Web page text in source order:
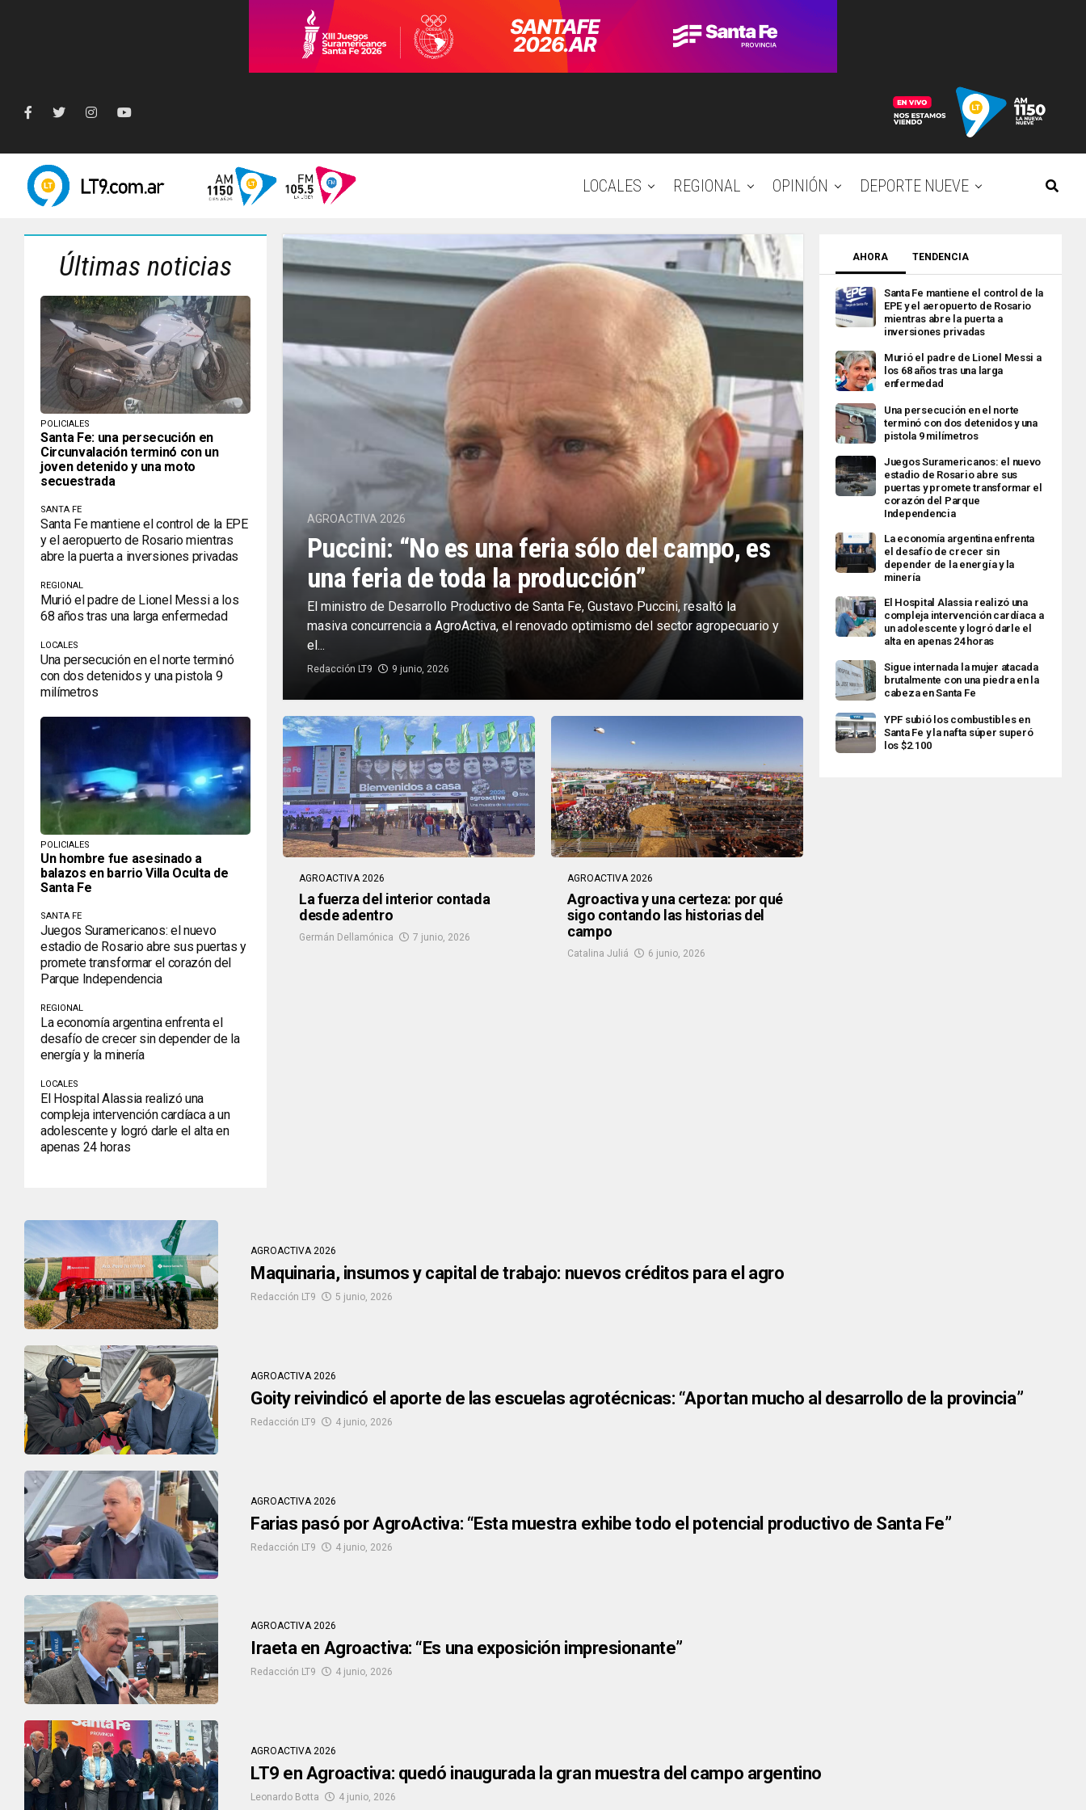
LOCALES REGIONAL OPINIÓN DEPORTE NUEVE
AGROACTIVA 2026
Puccini: “No es una feria sólo del campo, es
una feria de toda la producción”
El ministro de Desarrollo Productivo de Santa Fe, Gustavo Puccini, resaltó la
masiva concurrencia a AgroActiva, el renovado optimismo del sector agropecuario y
el...
Redacción LT9 9 junio, 2026
AGROACTIVA 2026
La fuerza del interior contada
desde adentro
Germán Dellamónica 7 junio, 2026
AGROACTIVA 2026
Agroactiva y una certeza: por qué
sigo contando las historias del
campo
Catalina Juliá 6 junio, 2026
Últimas noticias
POLICIALES
Santa Fe: una persecución en
Circunvalación terminó con un
joven detenido y una moto
secuestrada
SANTA FE
Santa Fe mantiene el control de la EPE
y el aeropuerto de Rosario mientras
abre la puerta a inversiones privadas
REGIONAL
Murió el padre de Lionel Messi a los
68 años tras una larga enfermedad
LOCALES
Una persecución en el norte terminó
con dos detenidos y una pistola 9
milímetros
POLICIALES
Un hombre fue asesinado a
balazos en barrio Villa Oculta de
Santa Fe
SANTA FE
Juegos Suramericanos: el nuevo
estadio de Rosario abre sus puertas y
promete transformar el corazón del
Parque Independencia
REGIONAL
La economía argentina enfrenta el
desafío de crecer sin depender de la
energía y la minería
LOCALES
El Hospital Alassia realizó una
compleja intervención cardíaca a un
adolescente y logró darle el alta en
apenas 24 horas
AHORA TENDENCIA
Santa Fe mantiene el control de la
EPE y el aeropuerto de Rosario
mientras abre la puerta a
inversiones privadas
Murió el padre de Lionel Messi a
los 68 años tras una larga
enfermedad
Una persecución en el norte
terminó con dos detenidos y una
pistola 9 milímetros
Juegos Suramericanos: el nuevo
estadio de Rosario abre sus
puertas y promete transformar el
corazón del Parque
Independencia
La economía argentina enfrenta
el desafío de crecer sin
depender de la energía y la
minería
El Hospital Alassia realizó una
compleja intervención cardíaca a
un adolescente y logró darle el
alta en apenas 24 horas
Sigue internada la mujer atacada
brutalmente con una piedra en la
cabeza en Santa Fe
YPF subió los combustibles en
Santa Fe y la nafta súper superó
los $2.100
AGROACTIVA 2026
Maquinaria, insumos y capital de trabajo: nuevos créditos para el agro
Redacción LT9 5 junio, 2026
AGROACTIVA 2026
Goity reivindicó el aporte de las escuelas agrotécnicas: “Aportan mucho al desarrollo de la provincia”
Redacción LT9 4 junio, 2026
AGROACTIVA 2026
Farias pasó por AgroActiva: “Esta muestra exhibe todo el potencial productivo de Santa Fe”
Redacción LT9 4 junio, 2026
AGROACTIVA 2026
Iraeta en Agroactiva: “Es una exposición impresionante”
Redacción LT9 4 junio, 2026
AGROACTIVA 2026
LT9 en Agroactiva: quedó inaugurada la gran muestra del campo argentino
Leonardo Botta 4 junio, 2026